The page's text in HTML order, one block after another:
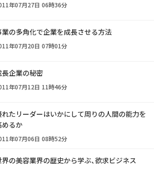
年07月27日 06時36分
業の多角化で企業を成長させる方法
年07月20日 07時01分
長企業の秘密
年07月12日 11時46分
れたリーダーはいかにして周りの人間の能力を
めるか
年07月06日 08時52分
界の美容業界の歴史から学ぶ、欲求ビジネス